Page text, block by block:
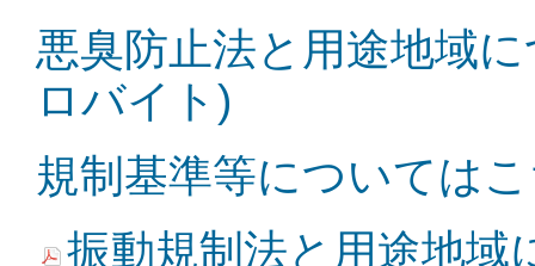
悪臭防止法と用途地域
ロバイト)
規制基準等については
振動規制法と用途地域